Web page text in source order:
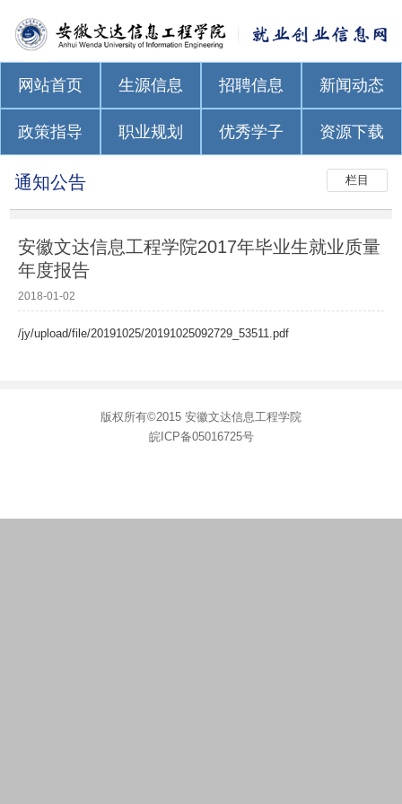
网站首页 生源信息 招聘信息 新闻动态
政策指导 职业规划 优秀学子 资源下载
栏目
通知公告
安徽文达信息工程学院2017年毕业生就业质量
年度报告
2018-01-02
/jy/upload/file/20191025/20191025092729_53511.pdf
版权所有©2015 安徽文达信息工程学院
皖ICP备05016725号